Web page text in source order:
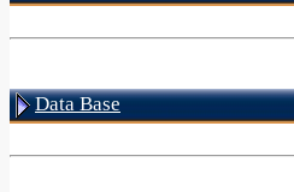
Data Base